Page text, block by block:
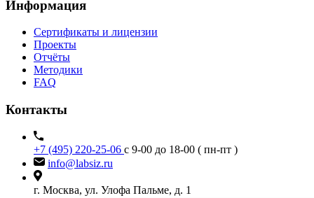
Информация
Сертификаты и лицензии
Проекты
Отчёты
Методики
FAQ
Контакты
+7 (495) 220-25-06 с 9-00 до 18-00 ( пн-пт )
info@labsiz.ru
г. Москва, ул. Улофа Пальме, д. 1